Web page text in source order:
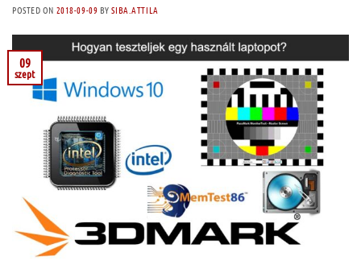
POSTED ON 2018-09-09 BYSIBA.ATTILA
09
szept